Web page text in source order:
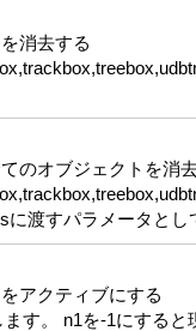
消去する
のオブジェクトを消
渡すパラメータとし
アクティブにする
す。 n1を-1にする